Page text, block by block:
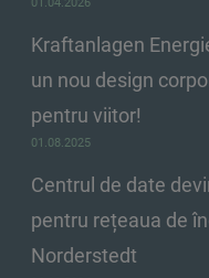
Kraftanlagen
un nou design
pentru viitor!
01.08.2025
Centrul de date
pentru rețeaua de
Norderstedt